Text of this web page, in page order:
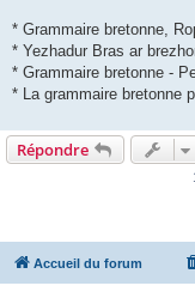
* Grammaire bretonne,
* Yezhadur Bras ar
* Grammaire bretonne -
* La grammaire bretonne
Répondre
Accueil du forum